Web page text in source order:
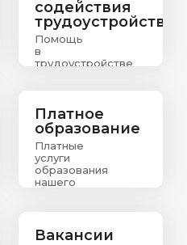
содействия
трудоустройству
Помощь
в
трудоустройстве
Платное
образование
Платные
услуги
образования
нашего
Вакансии